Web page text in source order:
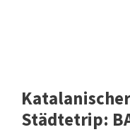
Städtetrip: